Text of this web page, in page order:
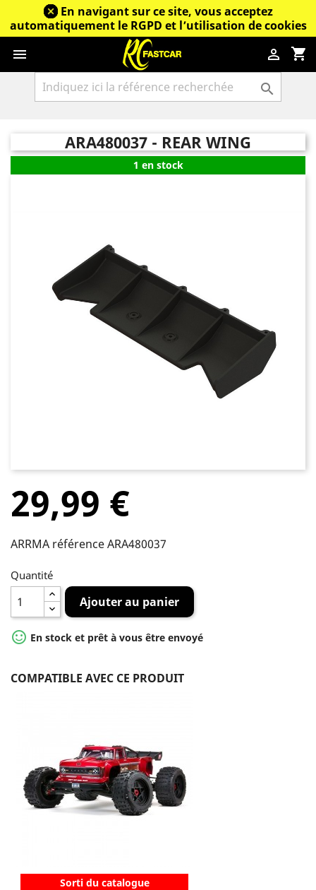
En navigant sur ce site, vous acceptez
automatiquement le RGPD et l’utilisation de cookies
 shopping_cart


ARA480037 - REAR WING
1 en stock
29,99 €
ARRMA référence ARA480037
Quantité
Ajouter au panier
 En stock et prêt à vous être envoyé
COMPATIBLE AVEC CE PRODUIT
Sorti du catalogue